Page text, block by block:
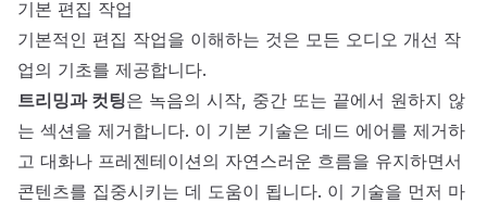
기본 편집 작업
기본적인 편집 작업을 이해하는 것은 모든 오디오 개선 작
업의 기초를 제공합니다.
트리밍과 컷팅은 녹음의 시작, 중간 또는 끝에서 원하지 않
는 섹션을 제거합니다. 이 기본 기술은 데드 에어를 제거하
고 대화나 프레젠테이션의 자연스러운 흐름을 유지하면서
콘텐츠를 집중시키는 데 도움이 됩니다. 이 기술을 먼저 마